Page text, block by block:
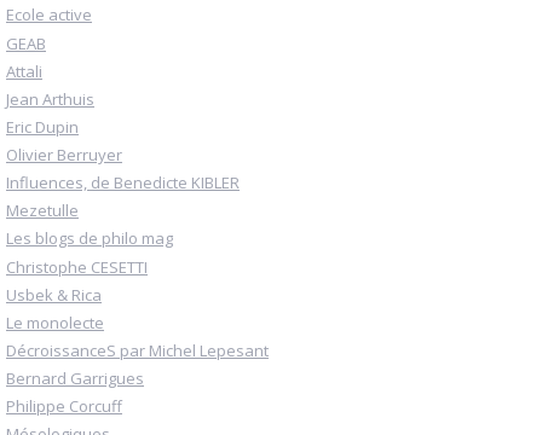
Ecole active
GEAB
Attali
Jean Arthuis
Eric Dupin
Olivier Berruyer
Influences, de Benedicte KIBLER
Mezetulle
Les blogs de philo mag
Christophe CESETTI
Usbek & Rica
Le monolecte
DécroissanceS par Michel Lepesant
Bernard Garrigues
Philippe Corcuff